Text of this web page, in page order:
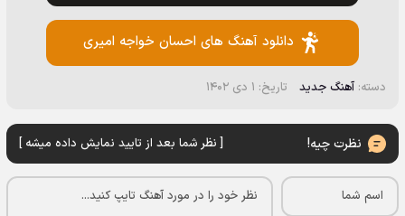
دانلود آهنگ های احسان خواجه امیری
دسته: آهنگ جدید تاریخ: ۱ دی ۱۴۰۲
نظرت چیه! [ نظر شما بعد از تایید نمایش داده میشه ]